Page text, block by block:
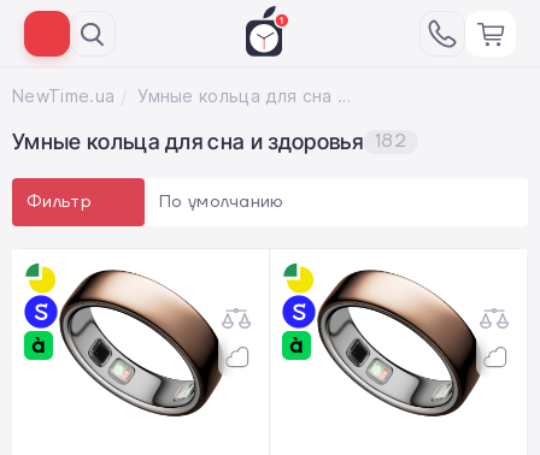
NewTime.ua Умные кольца для сна и здоровья
Умные кольца для сна и здоровья 182
Фильтр По умолчанию